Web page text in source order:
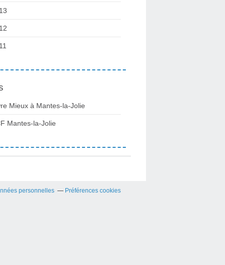
Mieux à Mantes-la-Jolie
Mantes-la-Jolie
personnelles Préférences cookies